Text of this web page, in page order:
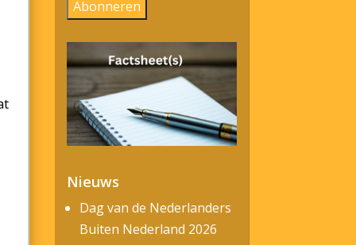
Abonneren
Nieuws
Dag van de Nederlanders
Buiten Nederland 2026